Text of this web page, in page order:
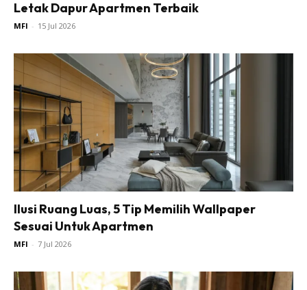
Letak Dapur Apartmen Terbaik
MFI - 15 Jul 2026
Ilusi Ruang Luas, 5 Tip Memilih Wallpaper
Sesuai Untuk Apartmen
MFI - 7 Jul 2026